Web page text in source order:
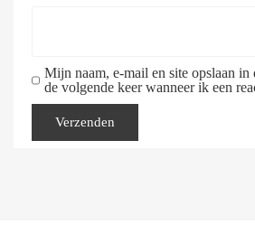
Mijn naam, e-mail en site opslaan in
de volgende keer wanneer ik een